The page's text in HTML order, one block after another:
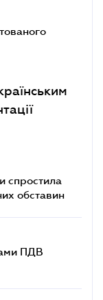
спростила
обставин
ПДВ